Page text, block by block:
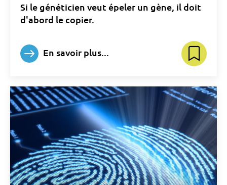
Si le généticien veut épeler un gène, il doit
d'abord le copier.
En savoir plus...